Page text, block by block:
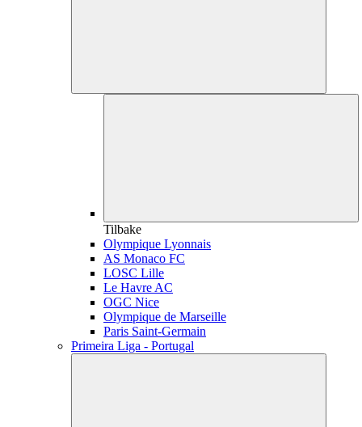
Tilbake
Olympique Lyonnais
AS Monaco FC
LOSC Lille
Le Havre AC
OGC Nice
Olympique de Marseille
Paris Saint-Germain
Primeira Liga - Portugal